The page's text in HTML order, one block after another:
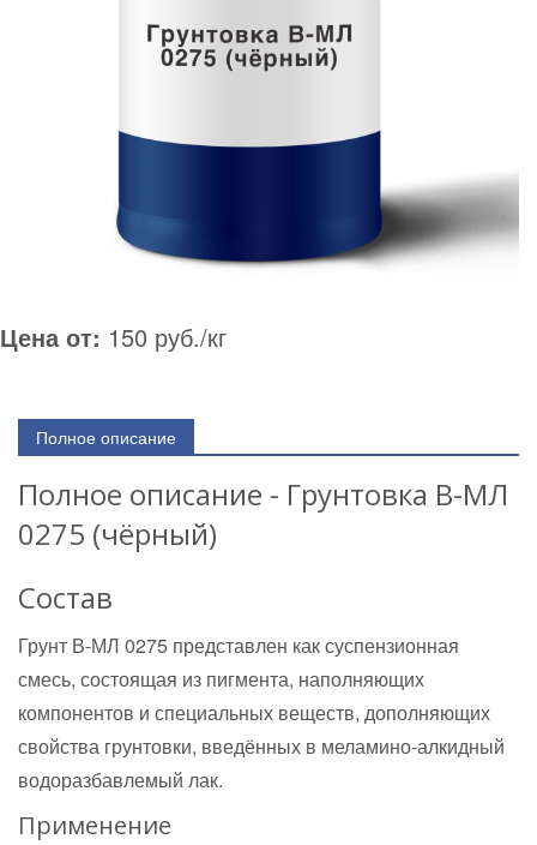
Цена от: 150 руб./кг
Полное описание
Полное описание - Грунтовка В-МЛ
0275 (чёрный)
Состав
Грунт В-МЛ 0275 представлен как суспензионная
смесь, состоящая из пигмента, наполняющих
компонентов и специальных веществ, дополняющих
свойства грунтовки, введённых в меламино-алкидный
водоразбавлемый лак.
Применение